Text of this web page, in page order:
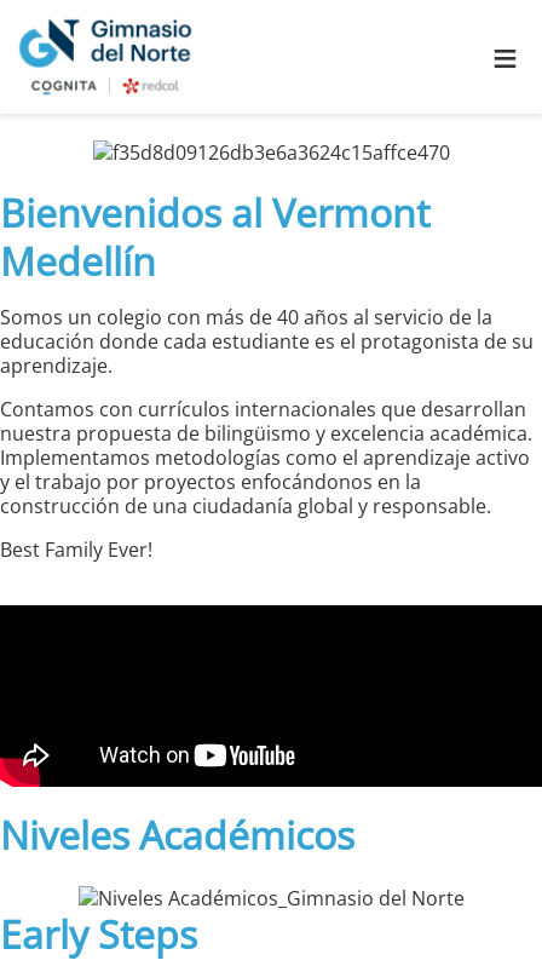
≡
Bienvenidos al Vermont
Medellín
Somos un colegio con más de 40 años al servicio de la
educación donde cada estudiante es el protagonista de su
aprendizaje.
Contamos con currículos internacionales que desarrollan
nuestra propuesta de bilingüismo y excelencia académica.
Implementamos metodologías como el aprendizaje activo
y el trabajo por proyectos enfocándonos en la
construcción de una ciudadanía global y responsable.
Best Family Ever!
Niveles Académicos
Early Steps